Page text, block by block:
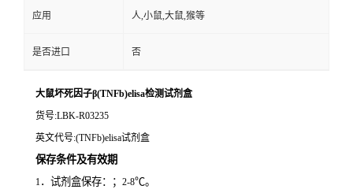
应用 人,小鼠,大鼠,猴等
是否进口 否
大鼠坏死因子β(TNFb)elisa检测试剂盒
货号:LBK-R03235
英文代号:(TNFb)elisa试剂盒
保存条件及有效期
1．试剂盒保存：； 2-8℃。